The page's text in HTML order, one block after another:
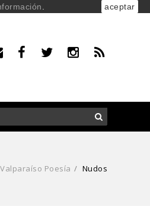
Valparaíso Poesía / Nudos
aceptar